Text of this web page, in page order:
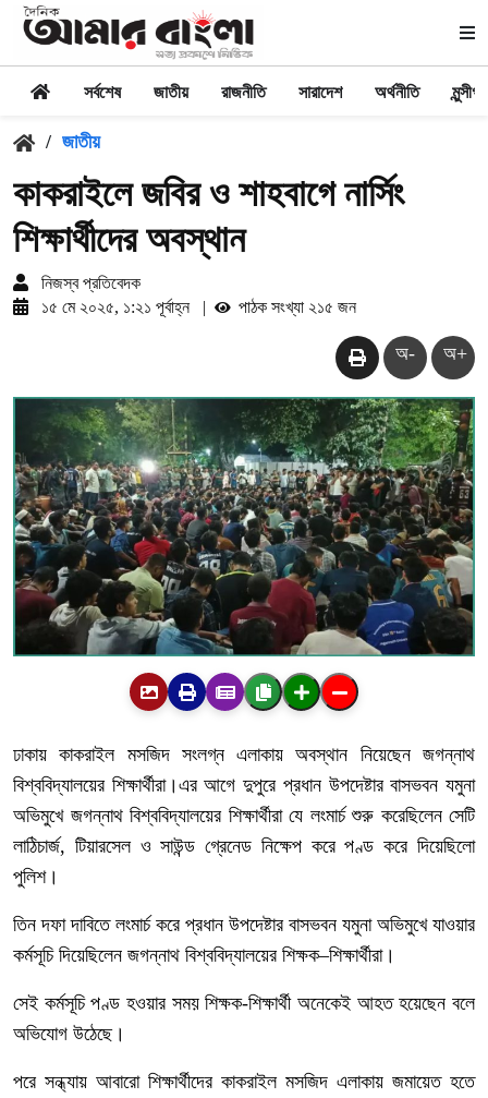
সর্বশেষ জাতীয় রাজনীতি সারাদেশ অর্থনীতি
/ জাতীয়
কাকরাইলে জবির ও শাহবাগে নার্সিং
শিক্ষার্থীদের অবস্থান
নিজস্ব প্রতিবেদক
১৫ মে ২০২৫, ১:২১ পূর্বাহ্ন
| পাঠক সংখ্যা ২১৫ জন
অ- অ+
ঢাকায় কাকরাইল মসজিদ সংলগ্ন এলাকায় অবস্থান নিয়েছেন জগন্নাথ
বিশ্ববিদ্যালয়ের শিক্ষার্থীরা।এর আগে দুপুরে প্রধান উপদেষ্টার বাসভবন যমুনা
অভিমুখে জগন্নাথ বিশ্ববিদ্যালয়ের শিক্ষার্থীরা যে লংমার্চ শুরু করেছিলেন সেটি
লাঠিচার্জ, টিয়ারসেল ও সাউন্ড গ্রেনেড নিক্ষেপ করে পণ্ড করে দিয়েছিলো
পুলিশ।
তিন দফা দাবিতে লংমার্চ করে প্রধান উপদেষ্টার বাসভবন যমুনা অভিমুখে যাওয়ার
কর্মসূচি দিয়েছিলেন জগন্নাথ বিশ্ববিদ্যালয়ের শিক্ষক–শিক্ষার্থীরা।
সেই কর্মসূচি পণ্ড হওয়ার সময় শিক্ষক-শিক্ষার্থী অনেকেই আহত হয়েছেন বলে
অভিযোগ উঠেছে।
পরে সন্ধ্যায় আবারো শিক্ষার্থীদের কাকরাইল মসজিদ এলাকায় জমায়েত হতে